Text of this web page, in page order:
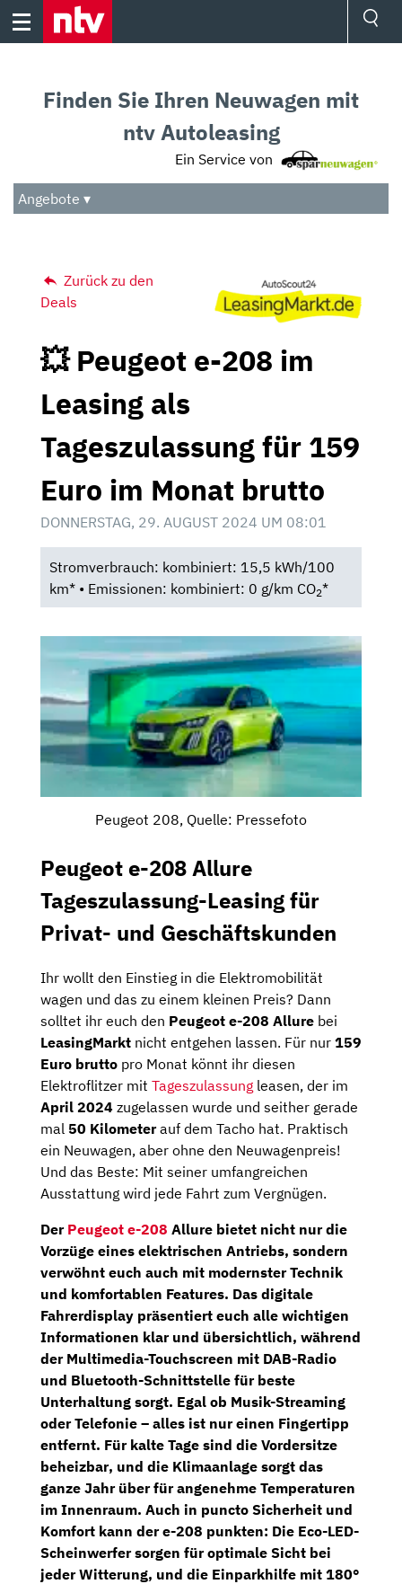
Skip
Audio
Das Beste
Finden Sie Ihren Neuwagen mit
ntv Autoleasing
Ein Service von
Angebote ▾
Zurück zu den
Deals
💥 Peugeot e-208 im
Leasing als
Tageszulassung für 159
Euro im Monat brutto
DONNERSTAG, 29. AUGUST 2024 UM 08:01
Stromverbrauch: kombiniert: 15,5 kWh/100
km* • Emissionen: kombiniert: 0 g/km CO2*
Peugeot 208, Quelle: Pressefoto
Peugeot e-208 Allure
Tageszulassung-Leasing für
Privat- und Geschäftskunden
Ihr wollt den Einstieg in die Elektromobilität
wagen und das zu einem kleinen Preis? Dann
solltet ihr euch den Peugeot e-208 Allure bei
LeasingMarkt nicht entgehen lassen. Für nur 159
Euro brutto pro Monat könnt ihr diesen
Elektroflitzer mit Tageszulassung leasen, der im
April 2024 zugelassen wurde und seither gerade
mal 50 Kilometerauf dem Tacho hat. Praktisch
ein Neuwagen, aber ohne den Neuwagenpreis!
Und das Beste: Mit seiner umfangreichen
Ausstattung wird jede Fahrt zum Vergnügen.
Der Peugeot e-208 Allure bietet nicht nur die
Vorzüge eines elektrischen Antriebs, sondern
verwöhnt euch auch mit modernster Technik
und komfortablen Features. Das digitale
Fahrerdisplay präsentiert euch alle wichtigen
Informationen klar und übersichtlich, während
der Multimedia-Touchscreen mit DAB-Radio
und Bluetooth-Schnittstelle für beste
Unterhaltung sorgt. Egal ob Musik-Streaming
oder Telefonie – alles ist nur einen Fingertipp
entfernt. Für kalte Tage sind die Vordersitze
beheizbar, und die Klimaanlage sorgt das
ganze Jahr über für angenehme Temperaturen
im Innenraum. Auch in puncto Sicherheit und
Komfort kann der e-208 punkten: Die Eco-LED-
Scheinwerfersorgen für optimale Sicht bei
jeder Witterung, und die Einparkhilfe mit 180°